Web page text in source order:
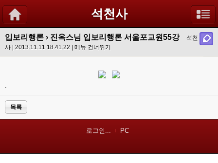
석천사
입보리행론 › 진옥스님 입보리행론 서울포교원55강
석천
사 | 2013.11.11 18:41:22 | 메뉴 건너뛰기
.
목록
로그인... PC